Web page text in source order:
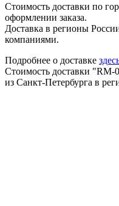
Стоимость доставки по
оформлении заказа.
Доставка в регионы
компаниями.
Подробнее о доставке
Стоимость доставки
из Санкт-Петербурга в